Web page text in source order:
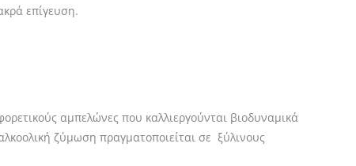
επίγευση.
αμπελώνες που καλλιεργούνται βιοδυναμικά
ζύμωση πραγματοποιείται σε ξύλινους